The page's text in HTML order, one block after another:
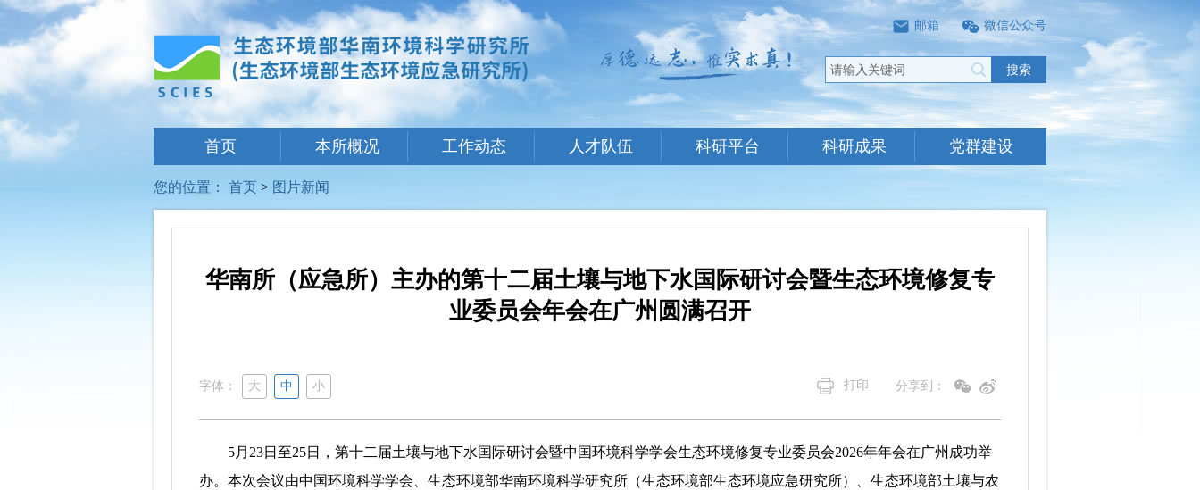
微信公众号
邮箱
搜索
首页 本所概况 工作动态 人才队伍 科研平台 科研成果 党群建设
您的位置： 首页 > 图片新闻
华南所（应急所）主办的第十二届土壤与地下水国际研讨会暨生态环境修复专
业委员会年会在广州圆满召开
字体： 大 中 小 打印 分享到：
5月23日至25日，第十二届土壤与地下水国际研讨会暨中国环境科学学会生态环境修复专业委员会2026年年会在广州成功举
办。本次会议由中国环境科学学会、生态环境部华南环境科学研究所（生态环境部生态环境应急研究所）、生态环境部土壤与农